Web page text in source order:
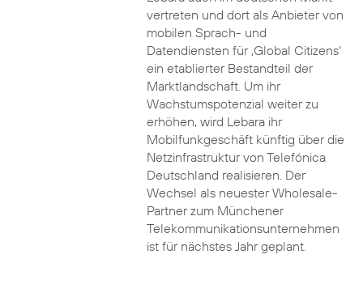
vertreten und dort als Anbieter von
mobilen Sprach- und
Datendiensten für ‚Global Citizens‘
ein etablierter Bestandteil der
Marktlandschaft. Um ihr
Wachstumspotenzial weiter zu
erhöhen, wird Lebara ihr
Mobilfunkgeschäft künftig über die
Netzinfrastruktur von Telefónica
Deutschland realisieren. Der
Wechsel als neuester Wholesale-
Partner zum Münchener
Telekommunikationsunternehmen
ist für nächstes Jahr geplant.